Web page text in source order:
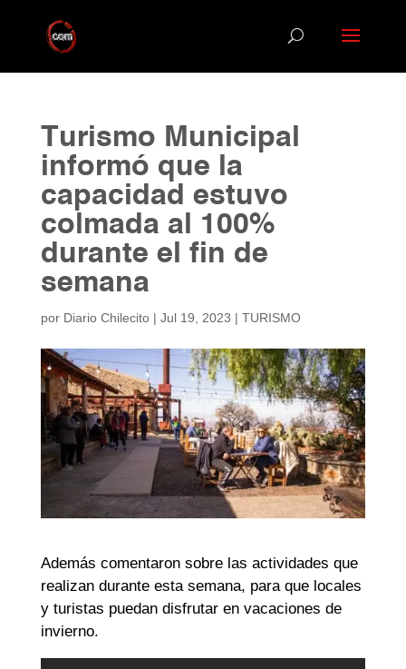
Turismo Municipal
informó que la
capacidad estuvo
colmada al 100%
durante el fin de
semana
por Diario Chilecito| Jul 19, 2023 | TURISMO
Además comentaron sobre las actividades que
realizan durante esta semana, para que locales
y turistas puedan disfrutar en vacaciones de
invierno.